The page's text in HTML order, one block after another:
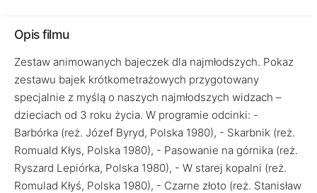
Opis filmu
Zestaw animowanych bajeczek dla najmłodszych. Pokaz
zestawu bajek krótkometrażowych przygotowany
specjalnie z myślą o naszych najmłodszych widzach –
dzieciach od 3 roku życia. W programie odcinki: -
Barbórka (reż. Józef Byryd, Polska 1980), - Skarbnik (reż.
Romuald Kłys, Polska 1980), - Pasowanie na górnika (reż.
Ryszard Lepiórka, Polska 1980), - W starej kopalni (reż.
Romulad Kłyś, Polska 1980), - Czarne złoto (reż. Stanisław